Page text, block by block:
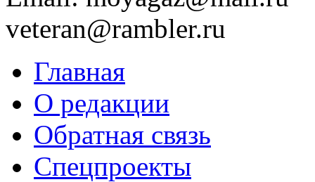
veteran@rambler.ru
Главная
О редакции
Обратная связь
Спецпроекты